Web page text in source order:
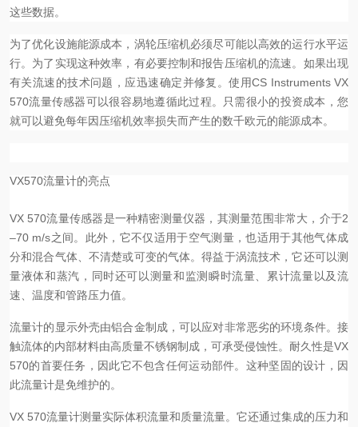
这些数据。
为了优化设施能源成本，涡轮压缩机必须尽可能以高效的运行水平运
行。为了实现这种效率，有必要控制和报告压缩机的流速。如果出现
有关流速的技术问题，应迅速确定并修复。使用CS Instruments VX
570流量传感器可以很容易地遵循此过程。只需很小的投资成本，您
就可以避免每年因压缩机效率损失而产生的数千欧元的能源成本。
VX570流量计的亮点
VX 570流量传感器是一种精密测量仪器，其测量范围非常大，介于2
–70 m/s之间。此外，它不仅适用于空气测量，也适用于其他气体成
分和混合气体、不清楚或可变的气体。得益于涡流技术，它还可以测
量液体和蒸汽，同时还可以测量和监测瞬时流量、累计流量以及流
速、温度和管路压力值。
流量计的显示外壳由铝合金制成，可以应对非常恶劣的环境条件。接
触流体的内部材料由高质量不锈钢制成，可承受侵蚀性。耐久性是VX
570的首要任务，因此它不包含任何运动部件。这种坚固的设计，因
此流量计是免维护的。
VX 570流量计测量实际体积流量和质量流量。它还通过集成的压力和